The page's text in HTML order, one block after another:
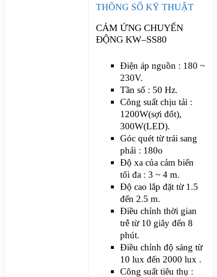
THÔNG SỐ KỸ THUẬT
CẢM ỨNG CHUYỂN
ĐỘNG KW–SS80
Điện áp nguồn : 180 ~
230V.
Tần số : 50 Hz.
Công suất chịu tải :
1200W(sợi đốt),
300W(LED).
Góc quét từ trái sang
phải : 180o
Độ xa của cảm biến
tối đa : 3 ~ 4 m.
Độ cao lắp đặt từ 1.5
đến 2.5 m.
Điều chỉnh thời gian
trễ từ 10 giây đến 8
phút.
Điều chỉnh độ sáng từ
10 lux đến 2000 lux .
Công suất tiêu thụ :